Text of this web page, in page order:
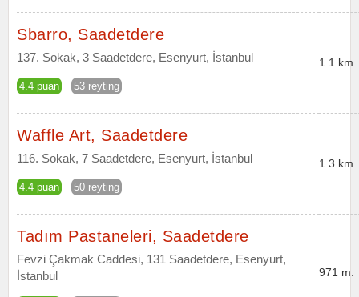
Sbarro, Saadetdere
137. Sokak, 3 Saadetdere, Esenyurt, İstanbul
4.4 puan 53 reyting
1.1 km.
Waffle Art, Saadetdere
116. Sokak, 7 Saadetdere, Esenyurt, İstanbul
4.4 puan 50 reyting
1.3 km.
Tadım Pastaneleri, Saadetdere
Fevzi Çakmak Caddesi, 131 Saadetdere, Esenyurt,
İstanbul
971 m.